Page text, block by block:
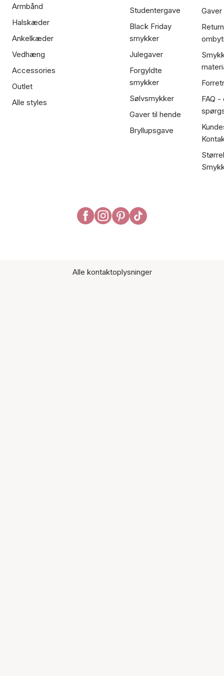
Armbånd
Halskæder
Ankelkæder
Vedhæng
Accessories
Outlet
Alle styles
Studentergave
Black Friday
smykker
Julegaver
Forgyldte
smykker
Sølvsmykker
Gaver til hende
Bryllupsgave
FAQ
Alle kontaktoplysninger